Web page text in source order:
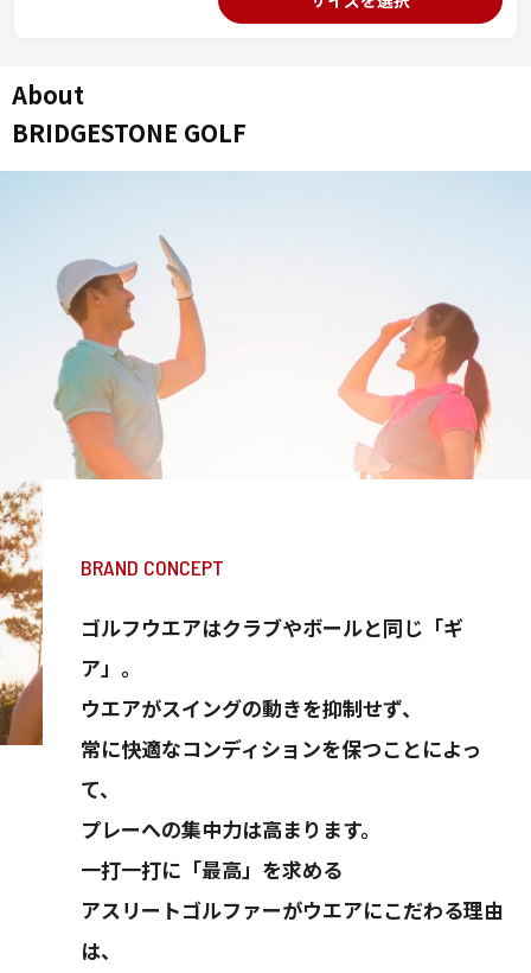
About
BRIDGESTONE GOLF
BRAND CONCEPT
ゴルフウエアはクラブやボールと同じ「ギ
ア」。
ウエアがスイングの動きを抑制せず、
常に快適なコンディションを保つことによっ
て、
プレーへの集中力は高まります。
一打一打に「最高」を求める
アスリートゴルファーがウエアにこだわる理由
は、